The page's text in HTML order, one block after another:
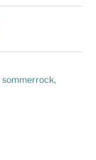
sommerrock,